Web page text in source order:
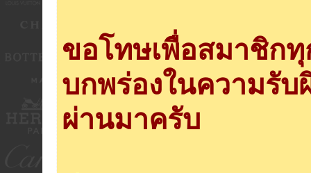
ขอโทษเพื่อสมาชิก
บกพร่องในความรั
ผ่านมาครับ